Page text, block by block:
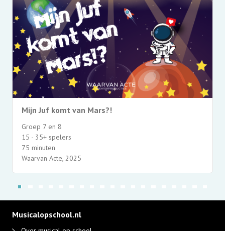
Mijn Juf komt van Mars?!
Groep 7 en 8
15 - 35+ spelers
75 minuten
Waarvan Acte, 2025
Musicalopschool.nl